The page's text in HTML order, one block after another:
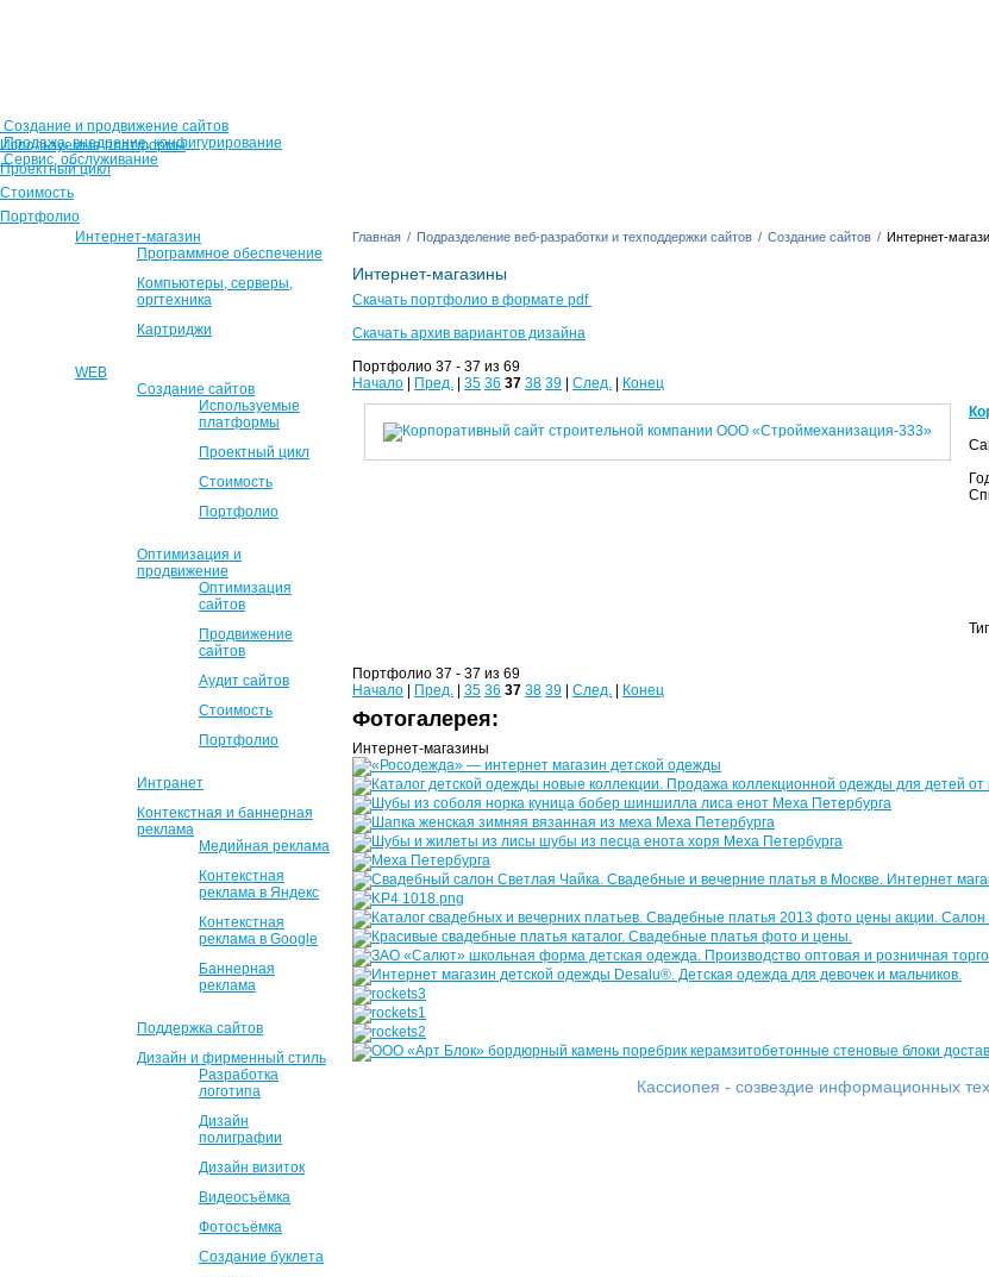
Создание и продвижение сайтов
Продажа, внедрение, конфигурирование
Сервис, обслуживание
Используемые платформы
Проектный цикл
Стоимость
Портфолио
Интернет-магазин
Программное обеспечение
Компьютеры, серверы,
оргтехника
Картриджи
WEB
Создание сайтов
Используемые
платформы
Проектный цикл
Стоимость
Портфолио
Оптимизация и
продвижение
Оптимизация
сайтов
Продвижение
сайтов
Аудит сайтов
Стоимость
Портфолио
Интранет
Контекстная и баннерная
реклама
Медийная реклама
Контекстная
реклама в Яндекс
Контекстная
реклама в Google
Баннерная
реклама
Поддержка сайтов
Дизайн и фирменный стиль
Разработка
логотипа
Дизайн
полиграфии
Дизайн визиток
Видеосъёмка
Фотосъёмка
Создание буклета
Главная / Подразделение веб-разработки и техподдержки сайтов / Создание сайтов / Интернет-
Интернет-магазины
Скачать портфолио в формате pdf
Скачать архив вариантов дизайна
Портфолио 37 - 37 из 69
Начало
Пред. 35 36 37 38 39 След.
Конец
Портфолио 37 - 37 из 69
Начало
Пред. 35 36 37 38 39 След. Конец
Фотогалерея:
Интернет-магазины
Кассиопея - созвездие информационных